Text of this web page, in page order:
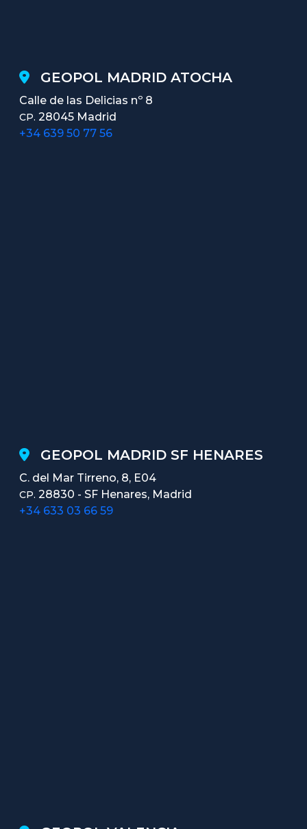
GEOPOL MADRID ATOCHA
Calle de las Delicias nº 8
CP. 28045 Madrid
+34 639 50 77 56
GEOPOL MADRID SF HENARES
C. del Mar Tirreno, 8, E04
CP. 28830 - SF Henares, Madrid
+34 633 03 66 59